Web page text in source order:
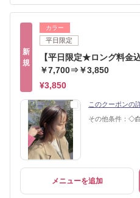
新
規
カラー
平日限定
【平日限定★ロング料金
￥7,700⇒￥3,850
¥3,850
このクーポンの
その他条件： ◇
メニューを追加